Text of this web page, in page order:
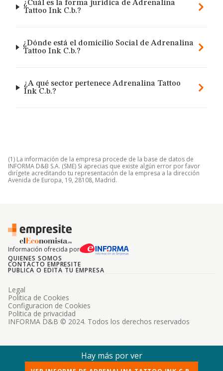
¿Cuál es la forma jurídica de Adrenalina
Tattoo Ink C.b.?
¿Dónde está el domicilio Social de Adrenalina
Tattoo Ink C.b.?
¿A qué sector pertenece Adrenalina Tattoo
Ink C.b.?
(1) La información de la empresa procede de la base de datos de
INFORMA D&B S.A. (SME) Si aprecias que existe algún error por favor
dirígete acreditando tu representación de la empresa a la dirección
Avenida de Europa, 19, 28108, Madrid.
Información ofrecida por
QUIENES SOMOS
CONTACTO EMPRESITE
PUBLICA O EDITA TU EMPRESA
INFORMA D&B © 2024. Todos los derechos reservados
Legal
Politica de Cookies
Configuracion de Cookies
Politica de privacidad
Hay más por ver